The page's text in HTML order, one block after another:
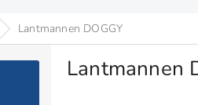
Lantmannen DOGGY
Lantmannen